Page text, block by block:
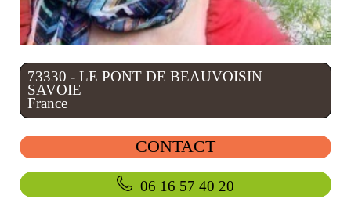
73330 - LE PONT DE BEAUVOISIN
SAVOIE
France
CONTACT
06 16 57 40 20